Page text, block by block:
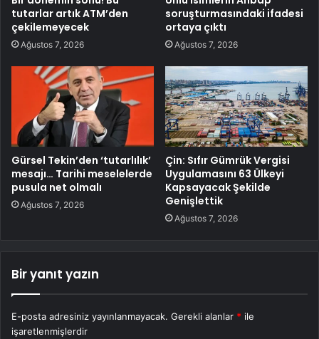
tutarlar artık ATM’den
çekilemeyecek
Ağustos 7, 2026
soruşturmasındaki ifadesi
ortaya çıktı
Ağustos 7, 2026
Gürsel Tekin’den ‘tutarlılık’
mesajı… Tarihi meselelerde
pusula net olmalı
Ağustos 7, 2026
Çin: Sıfır Gümrük Vergisi
Uygulamasını 63 Ülkeyi
Kapsayacak Şekilde
Genişlettik
Ağustos 7, 2026
Bir yanıt yazın
E-posta adresiniz yayınlanmayacak. Gerekli alanlar * ile
işaretlenmişlerdir